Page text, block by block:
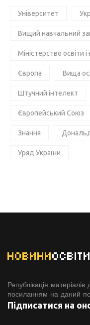
Університет
Вищий навчальний
Міністерство освіти і
Європа Вища
Штучний інтелект
Європейський Союз
Знання
Уряд України
НОВИНИОСВІТИ
Републікація
посиланням на даний
Підписатися на